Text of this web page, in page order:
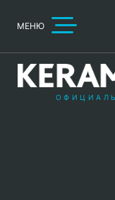
МЕНЮ